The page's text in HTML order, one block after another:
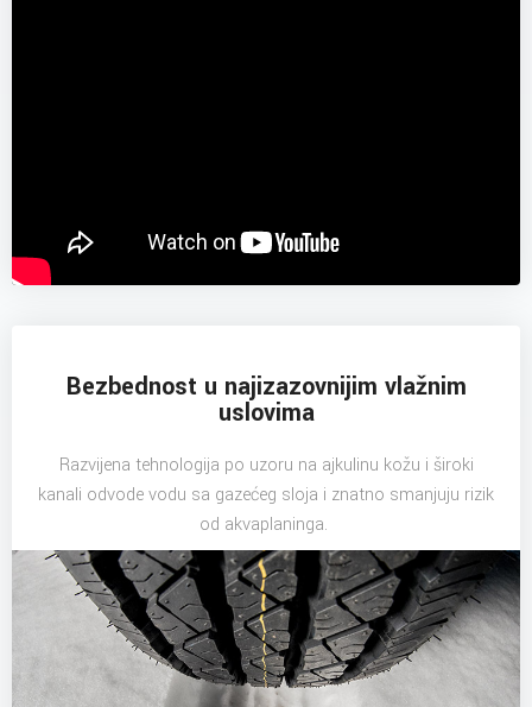
Bezbednost u najizazovnijim vlažnim
uslovima
Razvijena tehnologija po uzoru na ajkulinu kožu i široki
kanali odvode vodu sa gazećeg sloja i znatno smanjuju rizik
od akvaplaninga.